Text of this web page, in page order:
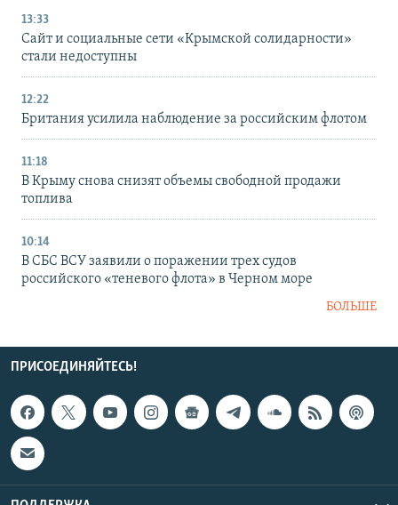
13:33
Сайт и социальные сети «Крымской солидарности»
стали недоступны
12:22
Британия усилила наблюдение за российским флотом
11:18
В Крыму снова снизят объемы свободной продажи
топлива
10:14
В СБС ВСУ заявили о поражении трех судов
российского «теневого флота» в Черном море
БОЛЬШЕ
ПРИСОЕДИНЯЙТЕСЬ!